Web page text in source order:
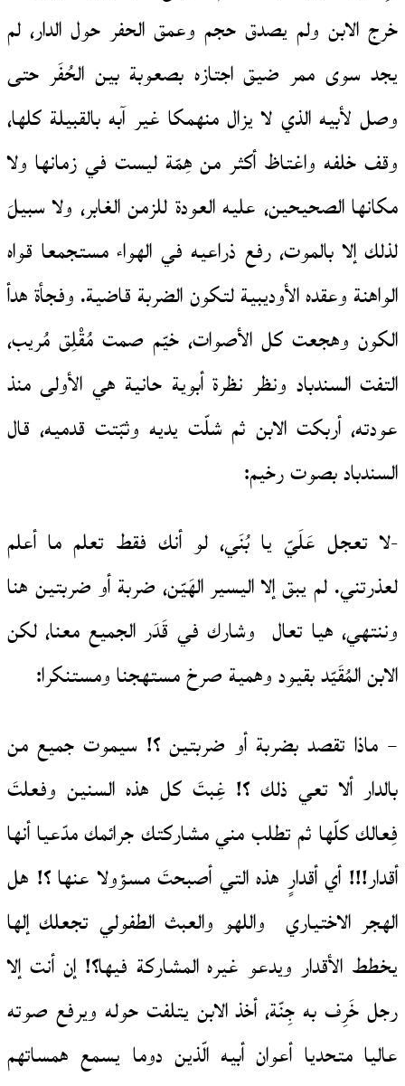
خرج الابن ولم يصدق حجم وعمق الحفر حول الدار، لم
يجد سوى ممر ضيق اجتازه بصعوبة بين الحُفَر حتى
وصل لأبيه الذي لا يزال منهمكا غير آبه بالقبيلة كلها،
وقف خلفه واغتاظ أكثر من هِمّة ليست في زمانها ولا
مكانها الصحيحين، عليه العودة للزمن الغابر، ولا سبيلَ
لذلك إلا بالموت، رفع ذراعيه في الهواء مستجمعا قواه
الواهنة وعقده الأوديبية لتكون الضربة قاضية. وفجأة هدأ
الكون وهجعت كل الأصوات، خيّم صمت مُقْلِق مُريب،
التفت السندباد ونظر نظرة أبوية حانية هي الأولى منذ
عودته، أربكت الابن ثم شلّت يديه وثبّتت قدميه، قال
السندباد بصوت رخيم:
-لا تعجل عَلَيّ يا بُنَي، لو أنك فقط تعلم ما أعلم
لعذرتني. لم يبق إلا اليسير الهَيّن، ضربة أو ضربتين هنا
وننتهي، هيا تعال وشارك في قَدَر الجميع معنا، لكن
الابن المُقَيّد بقيود وهمية صرخ مستهجنا ومستنكرا:
– ماذا تقصد بضربة أو ضربتين ؟! سيموت جميع من
بالدار ألا تعي ذلك ؟! غِبتَ كل هذه السنين وفعلتَ
فِعالك كلّها ثم تطلب مني مشاركتك جرائمك مدّعيا أنها
أقدار!!! أي أقدارٍ هذه التي أصبحتَ مسؤولا عنها ؟! هل
الهجر الاختياري واللهو والعبث الطفولي تجعلك إلها
يخطط الأقدار ويدعو غيره المشاركة فيها؟! إن أنت إلا
رجل خَرِف به جِنّة، أخذ الابن يتلفت حوله ويرفع صوته
عاليا متحديا أعوان أبيه الّذين دوما يسمع همساتهم